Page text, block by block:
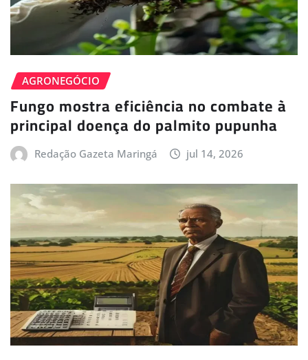
AGRONEGÓCIO
Fungo mostra eficiência no combate à
principal doença do palmito pupunha
Redação Gazeta Maringá jul 14, 2026